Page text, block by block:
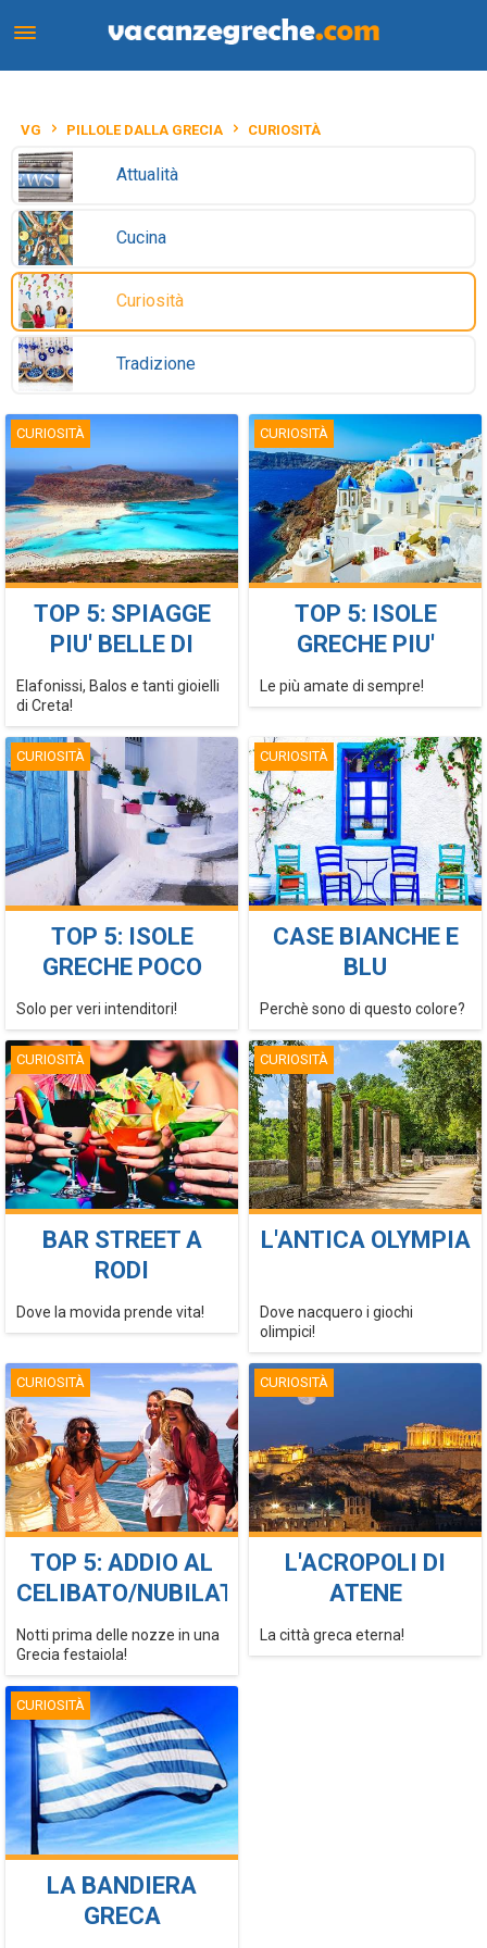
VG PILLOLE DALLA GRECIA CURIOSITÀ
Attualità
Cucina
Curiosità
Tradizione
CURIOSITÀ
TOP 5: SPIAGGE
PIU' BELLE DI
CRETA
Elafonissi, Balos e tanti gioielli
di Creta!
CURIOSITÀ
TOP 5: ISOLE
GRECHE PIU'
TURISTICHE
Le più amate di sempre!
CURIOSITÀ
TOP 5: ISOLE
GRECHE POCO
TURISTICHE
Solo per veri intenditori!
CURIOSITÀ
CASE BIANCHE E
BLU
Perchè sono di questo colore?
CURIOSITÀ
BAR STREET A
RODI
Dove la movida prende vita!
CURIOSITÀ
L'ANTICA OLYMPIA
Dove nacquero i giochi
olimpici!
CURIOSITÀ
TOP 5: ADDIO AL
CELIBATO/NUBILATO
Notti prima delle nozze in una
Grecia festaiola!
CURIOSITÀ
L'ACROPOLI DI
ATENE
La città greca eterna!
CURIOSITÀ
LA BANDIERA
GRECA